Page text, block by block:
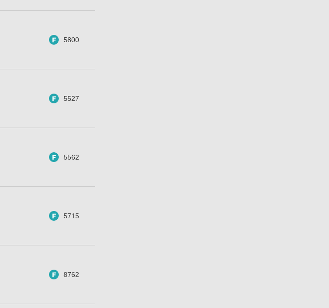
5800
5527
5562
5715
8762